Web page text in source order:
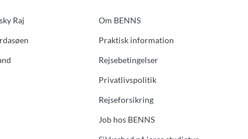
Raj
Om BENNS
Praktisk information
Rejsebetingelser
Privatlivspolitik
Rejseforsikring
Job hos BENNS